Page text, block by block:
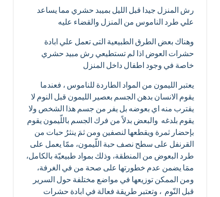
رش المنزل جيدا قبل الليل بميبد حشري مما يساعد
علي طرد الناموس من المنزل والقضاء عليه
وهناك بعض الطرق الطبيعية التى تعمل علي ابادة
حشرات العوض اذا لم تستطيعي رش مبيد حشري
خاصة في وجود اطفال داخل المنزل
يعتبر الليمون من المواد الطاردة للناموس ، فعندما
يقوم الانسان بدهن الجسم بعصير الليمون قبل النوم لا
يقترب منه اي بعوضه بل يفر من جسم هذا الشخص ولا
يقوم بلدغه والبعض بدلاً من فرك الجسم باللّيمون يقوم
بإحضار ثمرة ويقطعها لنصفين ومن ثمَ ينثرُ حبات من
القرنفل على سطح نصف حبة اللّيمون، ممّا يعمل على
طرد البعوض من المنطقة، وذلك بمواد طبيعيّة بالكامل،
ممَا يضمن عدم خطورتها على صحة من في الغرفة،
ومن الممكن توزيعها في مواضع مختلفة حول السرير
قبل النّوم ، وتعتبر طريقة فعالة في ابادة حشرات